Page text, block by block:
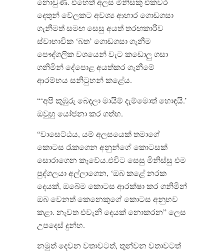
දෙතුන් වේලකට අවශ්‍ය ආහාර ගොඩගසා
ගැනීමත් සමඟ සෙසු අයත් තරඟකාරීව
ස්වාභාවික ‘බත’ ගොඩගසා ගැනීම
පෞද්ගලික වශයෙන් වැට කඩොලු ගසා
ගනිමින් දේපොළ අයත්කර ගැනීමේ
ආරම්භය සනිටුහන් කළේය.
“‘අපි කුඹුරු බෙදලා මායිම් දැම්මොත් හොඳයි.’
ඔවුහු යෝජනා කර ගත්හ.
“වාසෙට්ඨය, යම් අලසයෙක් තමාගේ
කොටස රැකගෙන අනුන්ගේ කොටසක්
සොරාගෙන කෑවේය.එවිට සෙසු මිනිස්සු එම
පුද්ගලයා අල්ලාගෙන, ‘ඔබ කළේ නරක
දෙයක්, ඔබේම කොටස ආරක්ෂා කර ගනිමින්
ඔබ වෙනත් කෙනෙකුගේ කොටස අනුභව
කළා. නැවත එවැනි දෙයක් නොකරන” ලෙස
උපදෙස් දුන්හ.
නමුත් දෙවන වතාවටත්, තුන්වන වතාවටත්